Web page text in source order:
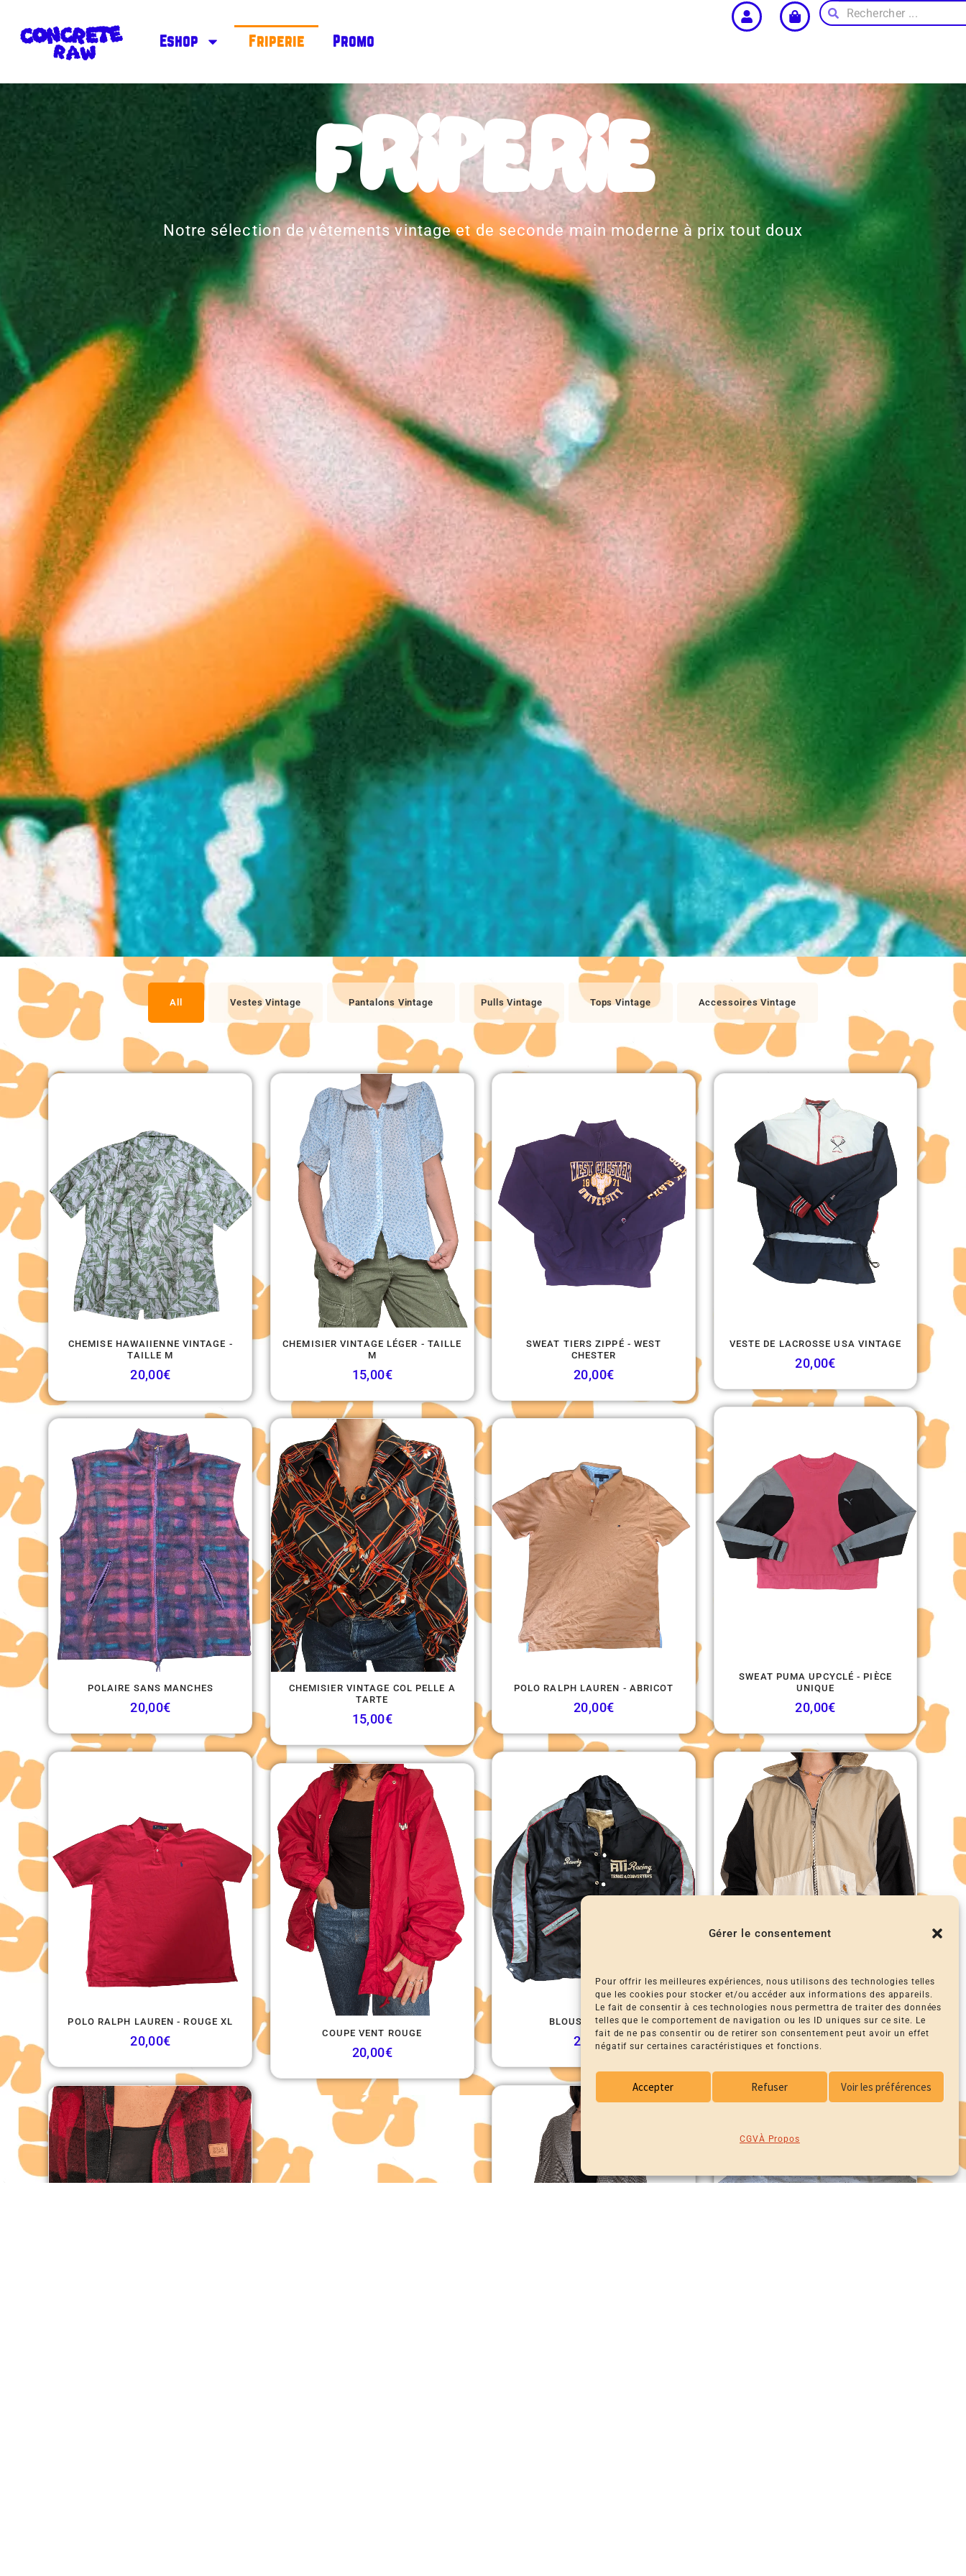
Gérer le consentement
Pour offrir les meilleures expériences, nous utilisons des technologies telles
que les cookies pour stocker et/ou accéder aux informations des appareils.
Le fait de consentir à ces technologies nous permettra de traiter des données
telles que le comportement de navigation ou les ID uniques sur ce site. Le
fait de ne pas consentir ou de retirer son consentement peut avoir un effet
négatif sur certaines caractéristiques et fonctions.
Accepter Refuser Voir les préférences
CGVÀ Propos
Eshop Friperie Promo
FRIPERIE
Notre sélection de vêtements vintage et de seconde main moderne à prix tout doux
All Vestes Vintage Pantalons Vintage Pulls Vintage Tops Vintage Accessoires Vintage
CHEMISE HAWAIIENNE VINTAGE -
TAILLE M
20,00€
CHEMISIER VINTAGE LÉGER - TAILLE
M
15,00€
SWEAT TIERS ZIPPÉ - WEST
CHESTER
20,00€
VESTE DE LACROSSE USA VINTAGE
20,00€
SWEAT PUMA UPCYCLÉ - PIÈCE
UNIQUE
20,00€
POLAIRE SANS MANCHES
20,00€
CHEMISIER VINTAGE COL PELLE A
TARTE
15,00€
POLO RALPH LAUREN - ABRICOT
20,00€
POLO RALPH LAUREN - ROUGE XL
20,00€
BLOUSON RACING
25,00€
BLOUSON UPCYCLÉ CARHARTT
49,00€
COUPE VENT ROUGE
20,00€